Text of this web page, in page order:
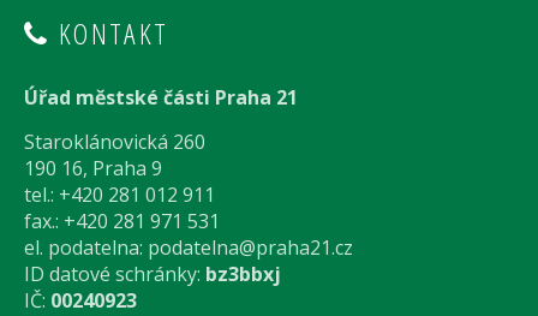
KONTAKT
Úřad městské části Praha 21
Staroklánovická 260
190 16, Praha 9
tel.: +420 281 012 911
fax.: +420 281 971 531
el. podatelna: podatelna@praha21.cz
ID datové schránky: bz3bbxj
IČ: 00240923